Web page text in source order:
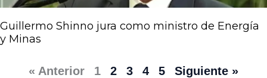
Guillermo Shinno jura como ministro de Energía
y Minas
« Anterior 1 2 3 4 5 Siguiente »